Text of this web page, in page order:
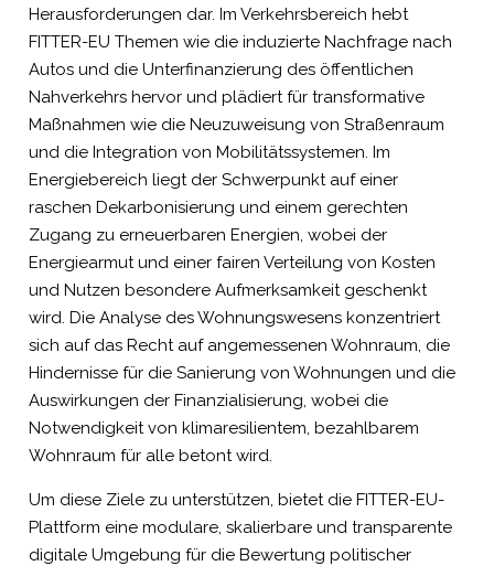
Herausforderungen dar. Im Verkehrsbereich hebt
FITTER-EU Themen wie die induzierte Nachfrage nach
Autos und die Unterfinanzierung des öffentlichen
Nahverkehrs hervor und plädiert für transformative
Maßnahmen wie die Neuzuweisung von Straßenraum
und die Integration von Mobilitätssystemen. Im
Energiebereich liegt der Schwerpunkt auf einer
raschen Dekarbonisierung und einem gerechten
Zugang zu erneuerbaren Energien, wobei der
Energiearmut und einer fairen Verteilung von Kosten
und Nutzen besondere Aufmerksamkeit geschenkt
wird. Die Analyse des Wohnungswesens konzentriert
sich auf das Recht auf angemessenen Wohnraum, die
Hindernisse für die Sanierung von Wohnungen und die
Auswirkungen der Finanzialisierung, wobei die
Notwendigkeit von klimaresilientem, bezahlbarem
Wohnraum für alle betont wird.
Um diese Ziele zu unterstützen, bietet die FITTER-EU-
Plattform eine modulare, skalierbare und transparente
digitale Umgebung für die Bewertung politischer